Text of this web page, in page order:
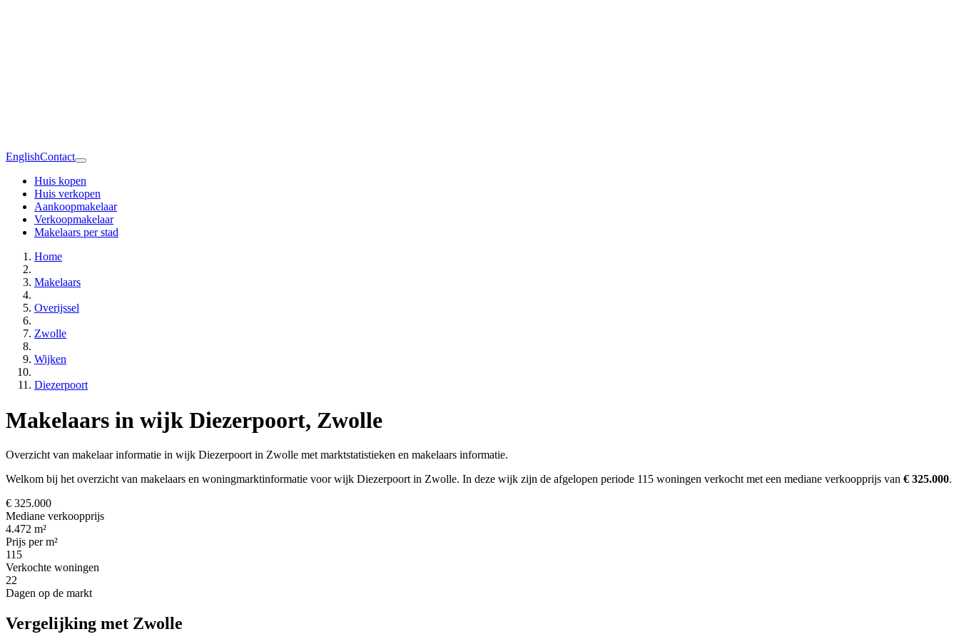
EnglishContact
Huis kopen
Huis verkopen
Aankoopmakelaar
Verkoopmakelaar
Makelaars per stad
Home
Makelaars
Overijssel
Zwolle
Wijken
Diezerpoort
Makelaars in wijk Diezerpoort, Zwolle
Overzicht van makelaar informatie in wijk Diezerpoort in Zwolle met marktstatistieken en makelaars informatie.
Welkom bij het overzicht van makelaars en woningmarktinformatie voor wijk Diezerpoort in Zwolle. In deze wijk zijn de afgelopen periode 115 woningen verkocht met een mediane verkoopprijs van € 325.000.
€ 325.000
Mediane verkoopprijs
4.472 m²
Prijs per m²
115
Verkochte woningen
22
Dagen op de markt
Vergelijking met Zwolle